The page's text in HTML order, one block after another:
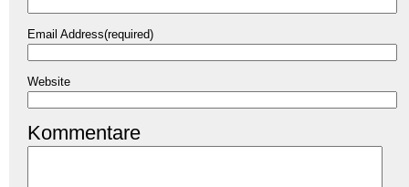
Email Address(required)
Website
Kommentare